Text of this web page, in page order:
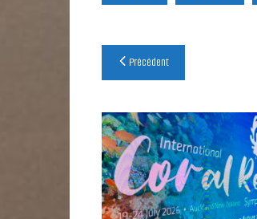
Navigation
de
l’article
Précédent